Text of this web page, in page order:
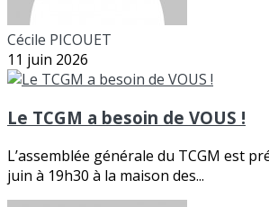
Cécile PICOUET
11 juin 2026
Le TCGM a besoin de VOUS !
L’assemblée générale du TCGM est
juin à 19h30 à la maison des...